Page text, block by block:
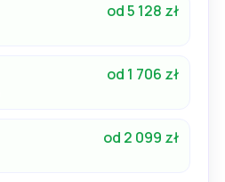
od 5 128 zł
od 1 706 zł
od 2 099 zł